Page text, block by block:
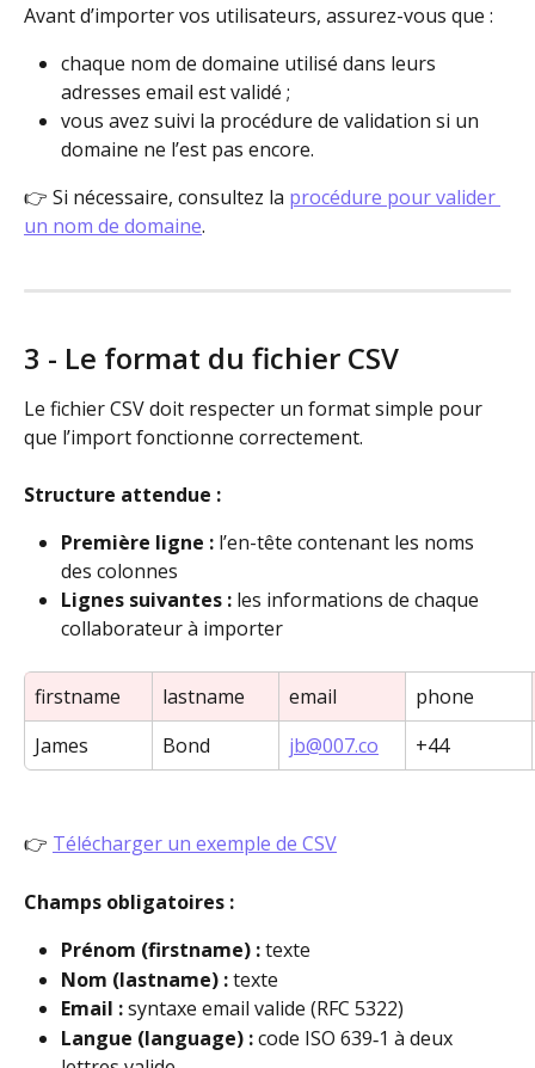
Avant d’importer vos utilisateurs, assurez-vous que :
chaque nom de domaine utilisé dans leurs
adresses email est validé ;
vous avez suivi la procédure de validation si un
domaine ne l’est pas encore.
👉 Si nécessaire, consultez la procédure pour valider
un nom de domaine.
3 - Le format du fichier CSV
Le fichier CSV doit respecter un format simple pour
que l’import fonctionne correctement.
Structure attendue :
Première ligne : l’en-tête contenant les noms
des colonnes
Lignes suivantes : les informations de chaque
collaborateur à importer
firstname lastname email
phone
James
Bond jb@007.co +44
👉 Télécharger un exemple de CSV
Champs obligatoires :
Prénom (firstname) : texte
Nom (lastname) : texte
Email : syntaxe email valide (RFC 5322)
Langue (language) : code ISO 639‑1 à deux